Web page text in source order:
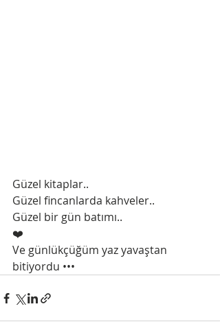
Güzel kitaplar..
Güzel fincanlarda kahveler..
Güzel bir gün batımı..
❤️
Ve günlükçüğüm yaz yavaştan
bitiyordu •••